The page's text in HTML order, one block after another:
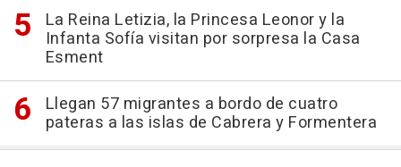
La Reina Letizia, la Princesa Leonor y la
Infanta Sofía visitan por sorpresa la Casa
Esment
Llegan 57 migrantes a bordo de cuatro
pateras a las islas de Cabrera y Formentera